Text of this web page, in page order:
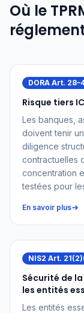
Où le
DORA Art.
Risque tiers
Les banques,
doivent tenir
diligence
contractuelles
concentration
testées pour
En savoir plus
NIS2 Art.
Sécurité de
les entités
Les entités